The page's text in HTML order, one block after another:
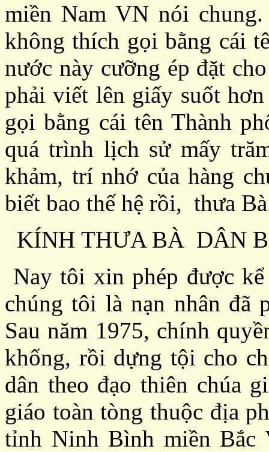
miền Nam VN nói
không thích gọi bằng cái
nước này cưỡng ép đặt
phải viết lên giấy suốt
gọi bằng cái tên Thành
quá trình lịch sử mấy
khảm, trí nhớ của hàng
biết bao thế hệ rồi, thưa
KÍNH THƯA BÀ DÂN
Nay tôi xin phép được
chúng tôi là nạn nhân đã
Sau năm 1975, chính
khống, rồi dựng tội cho
dân theo đạo thiên chúa
giáo toàn tòng thuộc địa
tỉnh Ninh Bình miền Bắc